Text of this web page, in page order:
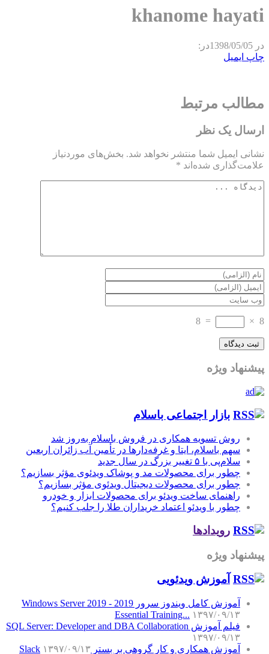
khanome hayati
در 1398/05/05در:
چاپ ایمیل
مطالب مرتبط
ارسال یک نظر
نشانی ایمیل شما منتشر نخواهد شد. بخش‌های موردنیاز
علامت‌گذاری شده‌اند *
8
×
=
8
پیشنهاد ویژه
بازار اجتماعی باسلام
روش تسویه همکاری در فروش باسلام به‌روز شد
سهم باسلام، ایتا و غرفه‌دارها در تأمین آب زائران اربعین
سلام‌پی با ۵ تغییر بزرگ در سال جدید
چطور برای محصولات مد و پوشاک ویدئوی مؤثر بسازیم؟
چطور برای محصولات دیجیتال ویدئوی مؤثر بسازیم؟
راهنمای ساخت ویدئو برای محصولات ابزار و خودرو
چطور با ویدئو اعتماد خریداران طلا را جلب کنیم؟
رویدادها
پیشنهاد ویژه
آموزش‌ ویدئویی
آموزش کامل ویندوز سرور 2019 - Windows Server 2019
Essential Training... ۱۳۹۷/۰۹/۱۳
فیلم آموزش SQL Server: Developer and DBA Collaboration
۱۳۹۷/۰۹/۱۳
آموزش همکاری و کار گروهی بر بستر Slack ۱۳۹۷/۰۹/۱۳